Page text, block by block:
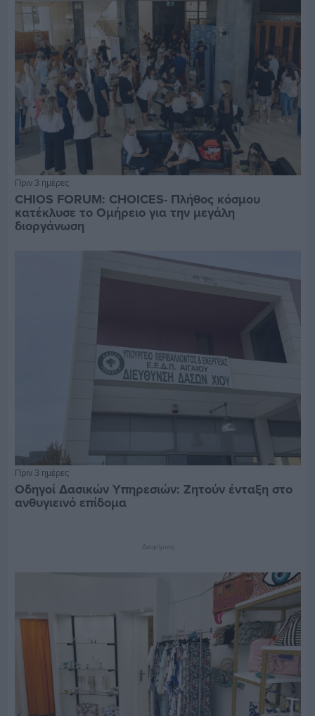
Πριν 3 ημέρες
CHIOS FORUM: CHOICES- Πλήθος κόσμου
κατέκλυσε το Ομήρειο για την μεγάλη
διοργάνωση
Πριν 3 ημέρες
Οδηγοί Δασικών Υπηρεσιών: Ζητούν ένταξη στο
ανθυγιεινό επίδομα
Διαφήμιση